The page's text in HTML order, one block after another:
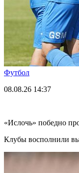
Футбол
08.08.26 14:37
«Ислочь» победно
Клубы восполнили